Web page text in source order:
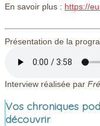
En savoir plus : https://
Présentation de la
Interview réalisée par
Vos chroniques
découvrir